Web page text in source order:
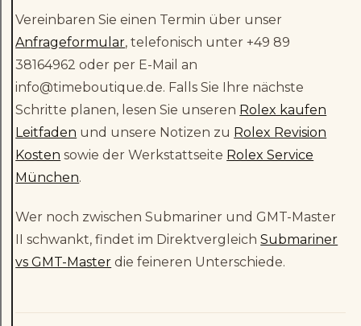
Vereinbaren Sie einen Termin über unser
Anfrageformular, telefonisch unter +49 89
38164962 oder per E-Mail an
info@timeboutique.de. Falls Sie Ihre nächste
Schritte planen, lesen Sie unseren Rolex kaufen
Leitfaden und unsere Notizen zu Rolex Revision
Kosten sowie der Werkstattseite Rolex Service
München.
Wer noch zwischen Submariner und GMT-Master
II schwankt, findet im DirektvergleichSubmariner
vs GMT-Master die feineren Unterschiede.